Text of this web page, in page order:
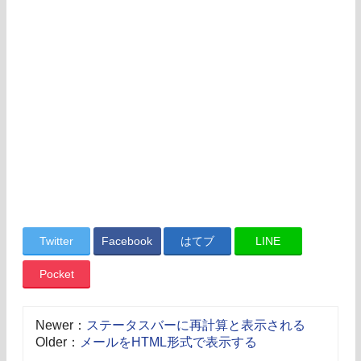
Twitter Facebook はてブ LINE
Pocket
Newer： ステータスバーに再計算と表示される
Older：
メールをHTML形式で表示する